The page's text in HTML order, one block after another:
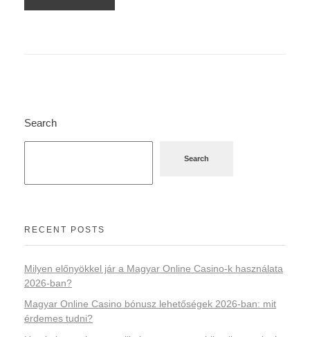
Search
Search
RECENT POSTS
Milyen előnyökkel jár a Magyar Online Casino-k használata
2026-ban?
Magyar Online Casino bónusz lehetőségek 2026-ban: mit
érdemes tudni?